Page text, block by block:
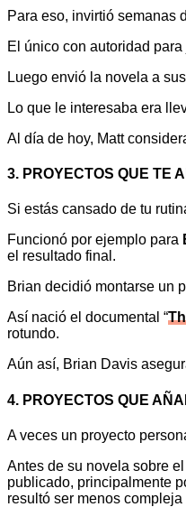
Para eso, invirtió semanas
El único con autoridad
Luego envió la novela a
Lo que le interesaba era
Al día de hoy, Matt
3. PROYECTOS QUE TE
Si estás cansado de tu
Funcionó por ejemplo para
el resultado final.
Brian decidió montarse un
Así nació el documental “
rotundo.
Aún así, Brian Davis
4. PROYECTOS QUE
A veces un proyecto
Antes de su novela sobre
publicado, principalmente
resultó ser menos